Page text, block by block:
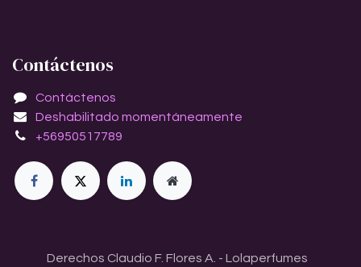
Contáctenos
Contáctenos
Deshabilitado momentáneamente
+56950517789
Derechos Claudio F. Flores A. - Lolaperfumes